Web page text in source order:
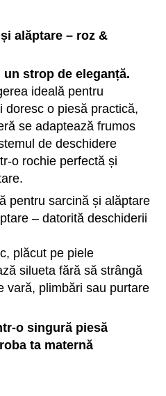
alăptare – roz &
strop de eleganță.
ideală pentru
doresc o piesă practică,
se adaptează frumos
de deschidere
o rochie perfectă și
pentru sarcină și alăptare
– datorită deschiderii
plăcut pe piele
silueta fără să strângă
vară, plimbări sau purtare
o singură piesă
ta maternă